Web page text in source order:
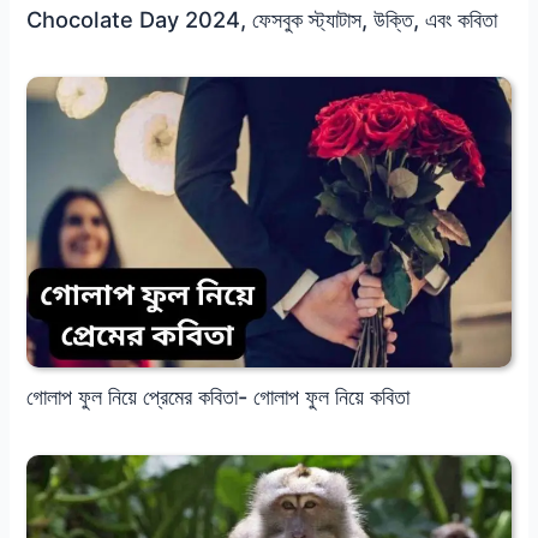
Chocolate Day 2024, ফেসবুক স্ট্যাটাস, উক্তি, এবং কবিতা
গোলাপ ফুল নিয়ে প্রেমের কবিতা- গোলাপ ফুল নিয়ে কবিতা